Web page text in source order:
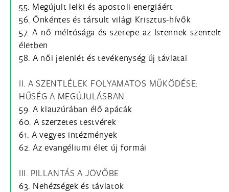
55. Megújult lelki és apostoli energiáért
56. Önkéntes és társult világi Krisztus-hívők
57. A nő méltósága és szerepe az Istennek szentelt
életben
58. A női jelenlét és tevékenység új távlatai
II. A SZENTLÉLEK FOLYAMATOS MŰKÖDÉSE:
HŰSÉG A MEGÚJULÁSBAN
59. A klauzúrában élő apácák
60. A szerzetes testvérek
61. A vegyes intézmények
62. Az evangéliumi élet új formái
III. PILLANTÁS A JÖVŐBE
63. Nehézségek és távlatok